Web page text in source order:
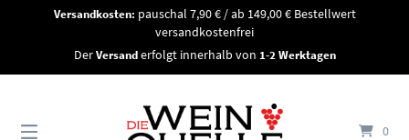
Versandkosten: pauschal 7,90 € / ab 149,00 € Bestellwert
versandkostenfrei
DerVersanderfolgt innerhalb von 1-2 Werktagen
0